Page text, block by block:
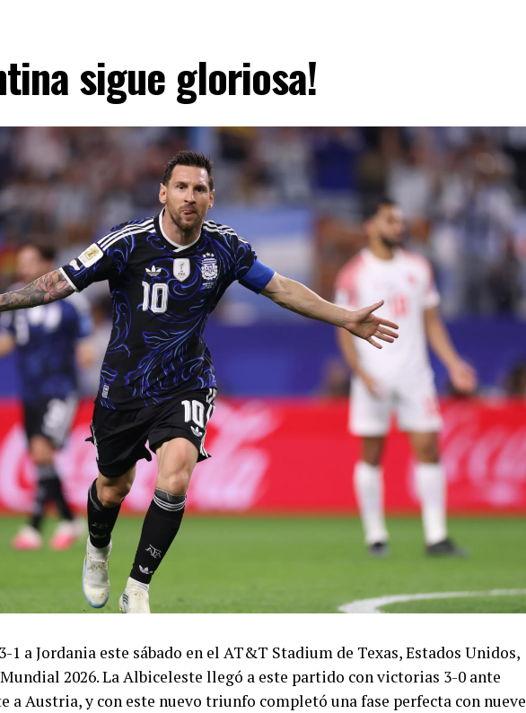
sigue gloriosa!
1 a Jordania este sábado en el AT&T Stadium de Texas, Estados Unidos,
2026. La Albiceleste llegó a este partido con victorias 3-0 ante
a Austria, y con este nuevo triunfo completó una fase perfecta con nueve